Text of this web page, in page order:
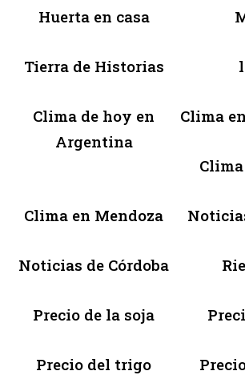
Huerta en casa
Tierra de Historias
Clima de hoy en
Argentina
Clima
Clima en Mendoza
Noticias de Córdoba
Precio de la soja
Precio del trigo